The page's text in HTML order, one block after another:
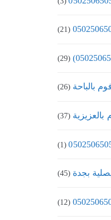
(21)
(29)
بالباحة (26)
(37)
(1)
بجدة (45)
(12)